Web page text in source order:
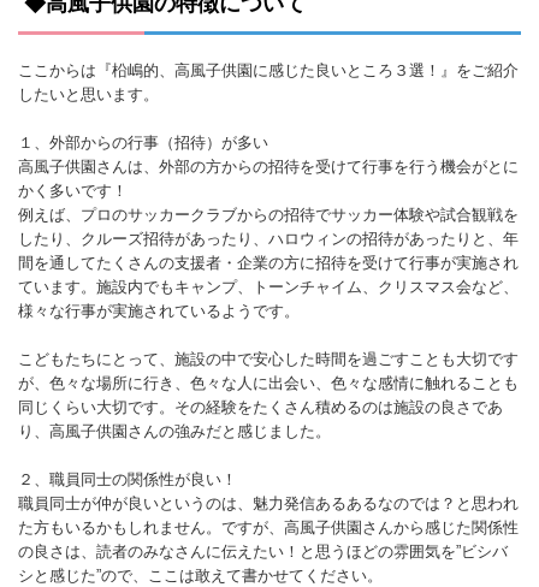
ここからは『柗嶋的、高風子供園に感じた良いところ３選！』をご紹介
したいと思います。
１、外部からの行事（招待）が多い
高風子供園さんは、外部の方からの招待を受けて行事を行う機会がとに
かく多いです！
例えば、プロのサッカークラブからの招待でサッカー体験や試合観戦を
したり、クルーズ招待があったり、ハロウィンの招待があったりと、年
間を通してたくさんの支援者・企業の方に招待を受けて行事が実施され
ています。施設内でもキャンプ、トーンチャイム、クリスマス会など、
様々な行事が実施されているようです。
こどもたちにとって、施設の中で安心した時間を過ごすことも大切です
が、色々な場所に行き、色々な人に出会い、色々な感情に触れることも
同じくらい大切です。その経験をたくさん積めるのは施設の良さであ
り、高風子供園さんの強みだと感じました。
２、職員同士の関係性が良い！
職員同士が仲が良いというのは、魅力発信あるあるなのでは？と思われ
た方もいるかもしれません。ですが、高風子供園さんから感じた関係性
の良さは、読者のみなさんに伝えたい！と思うほどの雰囲気を”ビシバ
シと感じた”ので、ここは敢えて書かせてください。